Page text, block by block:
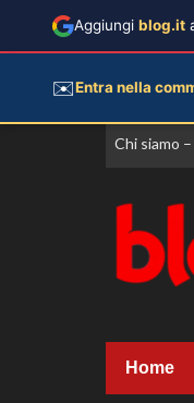
Vai
Chi siamo
Home
Aggiungi blog.it
✉️Entra nella